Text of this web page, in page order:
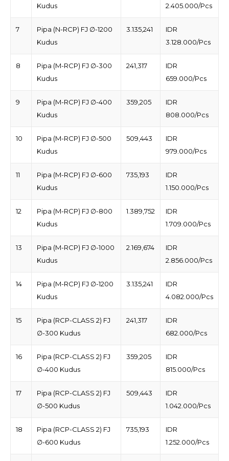
Kudus
2.405.000/Pcs
7
Pipa (N-RCP) FJ ∅-1200
Kudus
3.135,241
IDR
3.128.000/Pcs
8
Pipa (M-RCP) FJ ∅-300
Kudus
241,317
IDR
659.000/Pcs
9
Pipa (M-RCP) FJ ∅-400
Kudus
359,205
IDR
808.000/Pcs
10
Pipa (M-RCP) FJ ∅-500
Kudus
509,443
IDR
979.000/Pcs
11
Pipa (M-RCP) FJ ∅-600
Kudus
735,193
IDR
1.150.000/Pcs
12
Pipa (M-RCP) FJ ∅-800
Kudus
1.389,752
IDR
1.709.000/Pcs
13
Pipa (M-RCP) FJ ∅-1000
Kudus
2.169,674
IDR
2.856.000/Pcs
14
Pipa (M-RCP) FJ ∅-1200
Kudus
3.135,241
IDR
4.082.000/Pcs
15
Pipa (RCP-CLASS 2) FJ
∅-300 Kudus
241,317
IDR
682.000/Pcs
16
Pipa (RCP-CLASS 2) FJ
∅-400 Kudus
359,205
IDR
815.000/Pcs
17
Pipa (RCP-CLASS 2) FJ
∅-500 Kudus
509,443
IDR
1.042.000/Pcs
18
Pipa (RCP-CLASS 2) FJ
∅-600 Kudus
735,193
IDR
1.252.000/Pcs